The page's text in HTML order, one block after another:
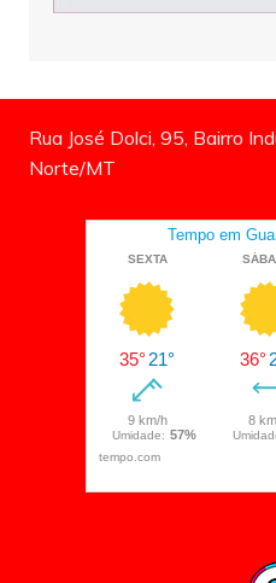
Rua José Dolci, 95, Bairro
Norte/MT